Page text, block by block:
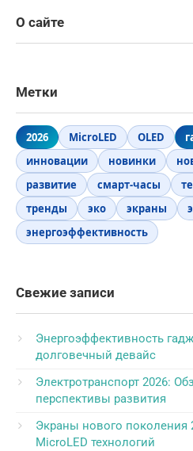
О сайте
Метки
2026 MicroLED OLED
инновации
новинки
развитие
смарт-часы
тренды
эко экраны
энергоэффективность
Свежие записи
Энергоэффективность
долговечный девайс
Электротранспорт 2026:
перспективы развития
Экраны нового поколения
MicroLED технологий